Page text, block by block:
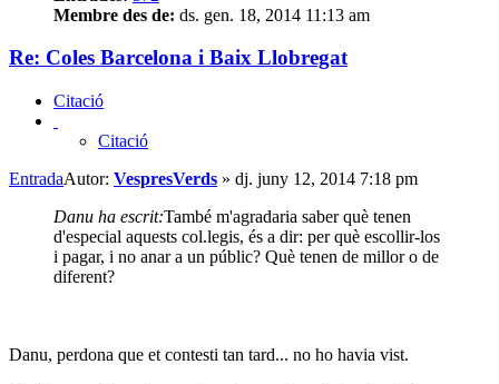
Membre des de: ds. gen. 18, 2014 11:13 am
Re: Coles Barcelona i Baix Llobregat
Citació
Citació
EntradaAutor: VespresVerds » dj. juny 12, 2014 7:18 pm
Danu ha escrit:També m'agradaria saber què tenen
d'especial aquests col.legis, és a dir: per què escollir-los
i pagar, i no anar a un públic? Què tenen de millor o de
diferent?
Danu, perdona que et contesti tan tard... no ho havia vist.